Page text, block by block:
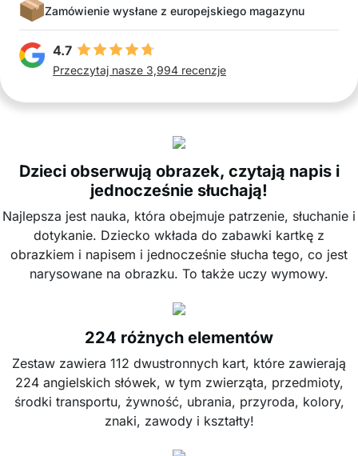
Zamówienie wysłane z europejskiego magazynu
4.7
Przeczytaj nasze 3,994 recenzje
Dzieci obserwują obrazek, czytają napis i
jednocześnie słuchają!
Najlepsza jest nauka, która obejmuje patrzenie, słuchanie i
dotykanie. Dziecko wkłada do zabawki kartkę z
obrazkiem i napisem i jednocześnie słucha tego, co jest
narysowane na obrazku. To także uczy wymowy.
224 różnych elementów
Zestaw zawiera 112 dwustronnych kart, które zawierają
224 angielskich słówek, w tym zwierząta, przedmioty,
środki transportu, żywność, ubrania, przyroda, kolory,
znaki, zawody i kształty!